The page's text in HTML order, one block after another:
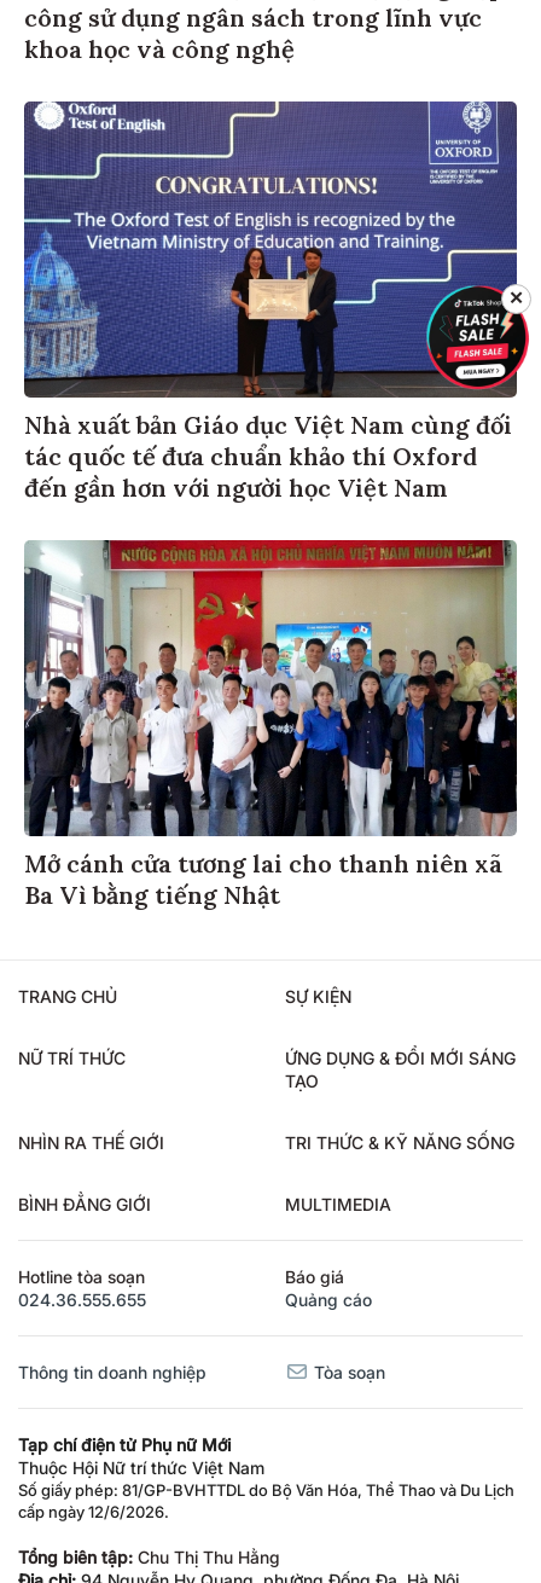
công sử dụng ngân sách trong lĩnh vực
khoa học và công nghệ
Nhà xuất bản Giáo dục Việt Nam cùng đối
tác quốc tế đưa chuẩn khảo thí Oxford
đến gần hơn với người học Việt Nam
Mở cánh cửa tương lai cho thanh niên xã
Ba Vì bằng tiếng Nhật
TRANG CHỦ SỰ KIỆN
NỮ TRÍ THỨC
ỨNG DỤNG & ĐỔI MỚI SÁNG
TẠO
NHÌN RA THẾ GIỚI TRI THỨC & KỸ NĂNG SỐNG
BÌNH ĐẲNG GIỚI MULTIMEDIA
Hotline tòa soạn
024.36.555.655
Báo giá
Quảng cáo
Thông tin doanh nghiệp Tòa soạn
Tạp chí điện tử Phụ nữ Mới
Thuộc Hội Nữ trí thức Việt Nam
Số giấy phép: 81/GP-BVHTTDL do Bộ Văn Hóa, Thể Thao và Du Lịch
cấp ngày 12/6/2026.
Tổng biên tập: Chu Thị Thu Hằng
✕